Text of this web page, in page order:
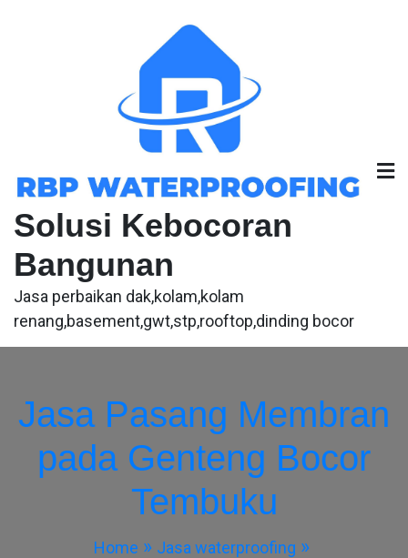
Solusi Kebocoran
Bangunan
Jasa perbaikan dak,kolam,kolam
renang,basement,gwt,stp,rooftop,dinding bocor
Jasa Pasang Membran
pada Genteng Bocor
Tembuku
Home
Jasa waterproofing